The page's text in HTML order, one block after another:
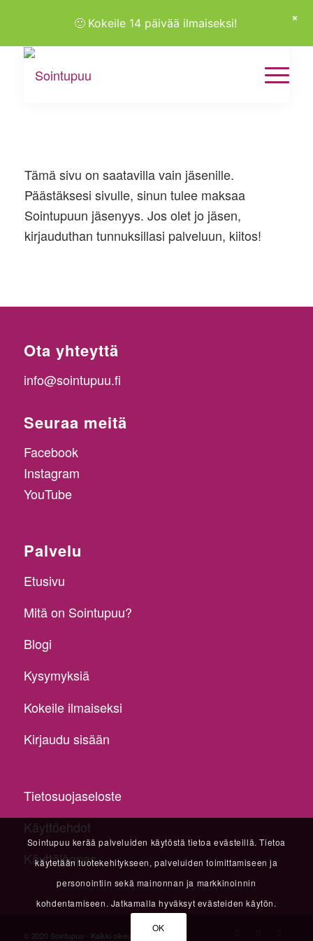
Tämä sivu on saatavilla vain jäsenille.
Päästäksesi sivulle, sinun tulee maksaa
Sointupuun jäsenyys. Jos olet jo jäsen,
kirjauduthan tunnuksillasi palveluun, kiitos!
Ota yhteyttä
info@sointupuu.fi
Seuraa meitä
Facebook
Instagram
YouTube
Palvelu
Etusivu
Mitä on Sointupuu?
Blogi
Kysymyksiä
Kokeile ilmaiseksi
Kirjaudu sisään
Tietosuojaseloste
Käyttöehdot
Käyttäjäopas
© 2020 Sointupuu - Kaikki oikeudet pidätetään
Sointupuu kerää palveluiden käytöstä tietoa evästeillä. Tietoa
käytetään tuotekehitykseen, palveluiden toimittamiseen ja
personointiin sekä mainonnan ja markkinoinnin
kohdentamiseen. Jatkamalla hyväksyt evästeiden käytön.
OK
🙂 Kokeile 14 päivää ilmaiseksi!